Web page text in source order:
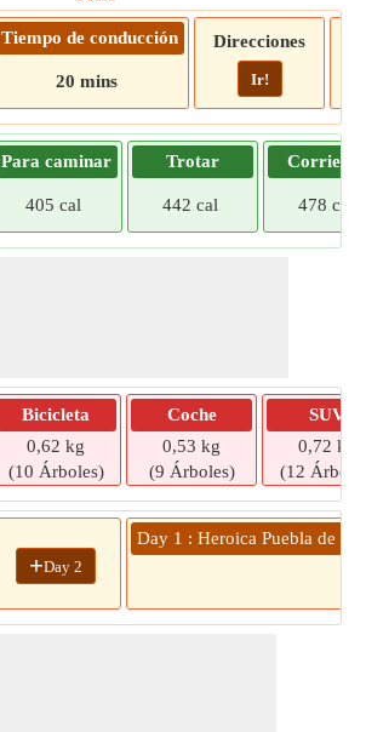
Tiempo de conducción
20 mins
Direcciones
Ir!
Para caminar
405 cal
Trotar
442 cal 478 cal
Bicicleta
0,62 kg
(10 Árboles)
Coche
0,53 kg
(9 Árboles)
SUV
0,72 kg
(12
+Day 2
Day 1 : Heroica Puebla de